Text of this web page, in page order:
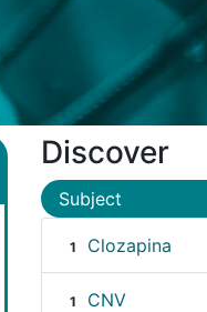
Discover
Subject
1 Clozapina
1 CNV